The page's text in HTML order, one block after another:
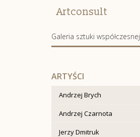
Artconsult
Galeria sztuki współczesnej
ARTYŚCI
Andrzej Brych
Andrzej Czarnota
Jerzy Dmitruk